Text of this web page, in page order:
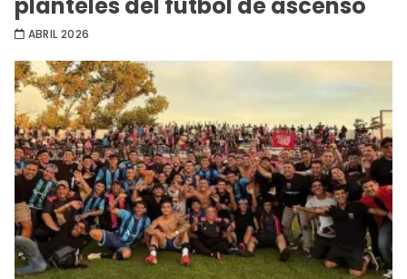
planteles del fútbol de ascenso
ABRIL 2026